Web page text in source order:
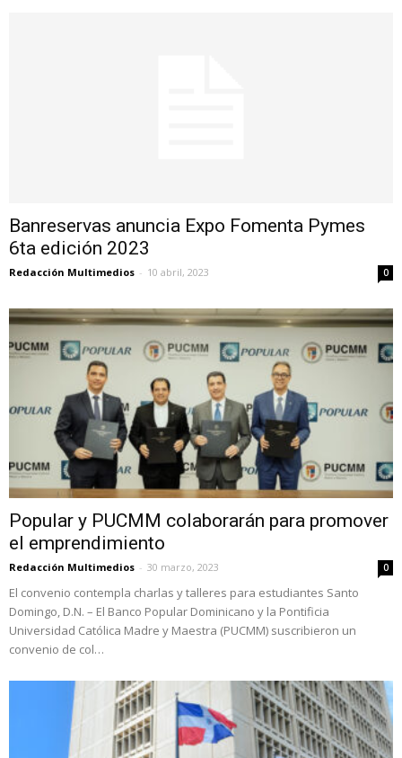
Banreservas anuncia Expo Fomenta Pymes
6ta edición 2023
Redacción Multimedios - 10 abril, 2023 0
Popular y PUCMM colaborarán para promover
el emprendimiento
Redacción Multimedios - 30 marzo, 2023 0
El convenio contempla charlas y talleres para estudiantes Santo
Domingo, D.N. – El Banco Popular Dominicano y la Pontificia
Universidad Católica Madre y Maestra (PUCMM) suscribieron un
convenio de col…